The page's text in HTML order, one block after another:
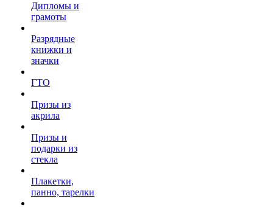
Дипломы и
грамоты
Разрядные
книжки и
значки
ГТО
Призы из
акрила
Призы и
подарки из
стекла
Плакетки,
панно, тарелки